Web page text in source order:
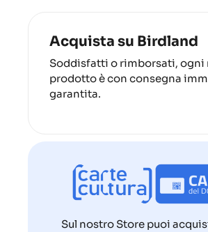
Acquista su Birdland
Soddisfatti o rimborsati, ogni
prodotto è con consegna
garantita.
Sul nostro Store puoi